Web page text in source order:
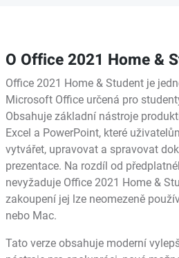
O Office 2021 Home &
Office 2021 Home & Student je
Microsoft Office určená pro
Obsahuje základní nástroje
Excel a PowerPoint, které
vytvářet, upravovat a spravovat
prezentace. Na rozdíl od
nevyžaduje Office 2021 Home &
zakoupení jej lze neomezeně
nebo Mac.
Tato verze obsahuje moderní